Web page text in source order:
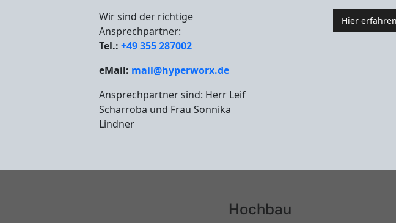
Wir sind der richtige
Ansprechpartner:
Tel.: +49 355 287002
eMail: mail@hyperworx.de
Ansprechpartner sind: Herr Leif
Scharroba und Frau Sonnika
Lindner
Hier
Hochbau